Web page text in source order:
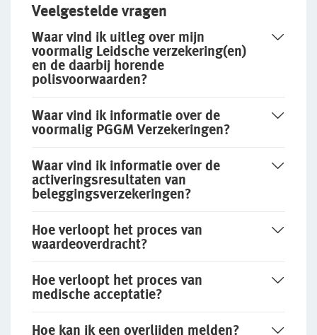
Veelgestelde vragen
Waar vind ik uitleg over mijn
voormalig Leidsche verzekering(en)
en de daarbij horende
polisvoorwaarden?
Waar vind ik informatie over de
voormalig PGGM Verzekeringen?
Waar vind ik informatie over de
activeringsresultaten van
beleggingsverzekeringen?
Hoe verloopt het proces van
waardeoverdracht?
Hoe verloopt het proces van
medische acceptatie?
Hoe kan ik een overlijden melden?